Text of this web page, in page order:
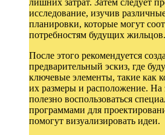
исследование, изучив
планировки, которые могут
потребностям будущих жильцов.
После этого рекомендуется
предварительный эскиз, где
ключевые элементы, такие как
их размеры и расположение. На
полезно воспользоваться
программами для
помогут визуализировать идеи.